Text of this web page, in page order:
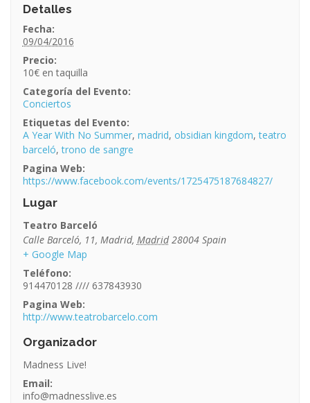
Detalles
Fecha:
09/04/2016
Precio:
10€
Categoría del Evento:
Conciertos
Etiquetas del Evento:
A Year With No Summer, madrid, obsidian kingdom,teatro
barceló,trono de sangre
Pagina Web:
https://www.facebook.com/events/1725475187684827/
Lugar
Teatro Barceló
Calle Barceló, 11, Madrid, Madrid 28004 Spain
+ Google Map
Teléfono:
914470128 //// 637843930
Pagina Web:
http://www.teatrobarcelo.com
Organizador
Madness Live!
Email:
info@madnesslive.es